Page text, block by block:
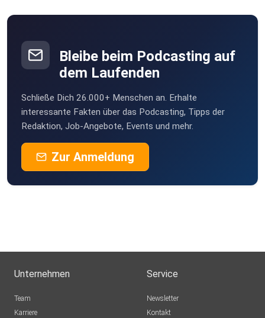
Bleibe beim Podcasting auf
dem Laufenden
Schließe Dich 26.000+ Menschen an. Erhalte
interessante Fakten über das Podcasting, Tipps der
Redaktion, Job-Angebote, Events und mehr.
Zur Anmeldung
Unternehmen
Team
Karriere
Service
Newsletter
Kontakt